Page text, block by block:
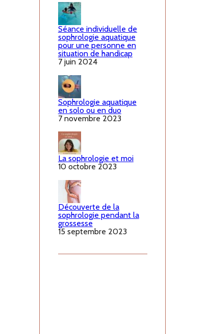
Séance individuelle de
sophrologie aquatique
pour une personne en
situation de handicap
7 juin 2024
Sophrologie aquatique
en solo ou en duo
7 novembre 2023
La sophrologie et moi
10 octobre 2023
Découverte de la
sophrologie pendant la
grossesse
15 septembre 2023